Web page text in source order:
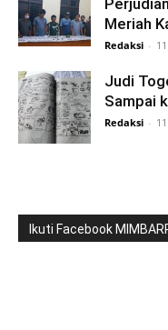
Meriah
Redaksi -
Judi
Sampai
Redaksi -
Ikuti Facebook